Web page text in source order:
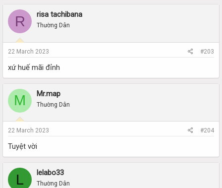
R risa tachibana
Thường Dân
22 March 2023 #203
xứ huế mãi đỉnh
M Mr.map
Thường Dân
22 March 2023 #204
Tuyệt vời
L lelabo33
Thường Dân